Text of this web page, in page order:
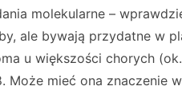
molekularne –
ale bywają przydatne w
u większości chorych
Może mieć ona znaczenie